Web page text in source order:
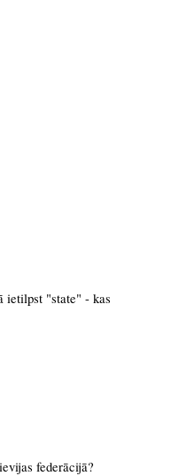
ietilpst "state" - kas
federācijā?